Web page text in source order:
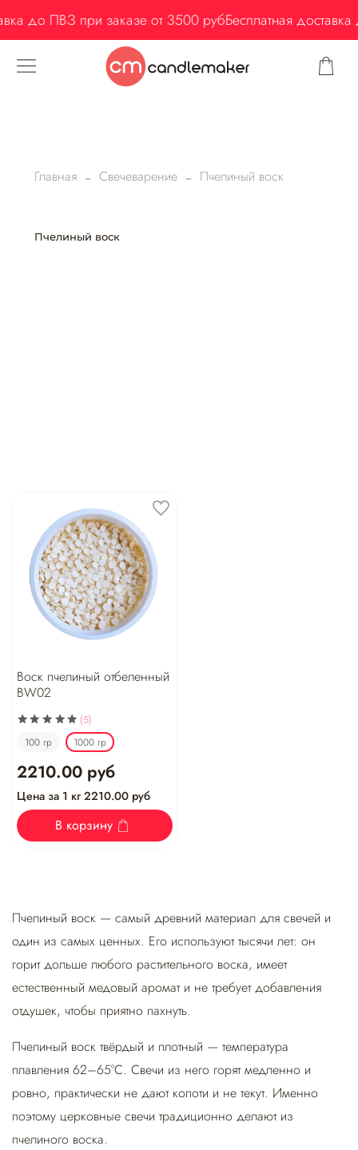
до ПВЗ при заказе от 3500 рубБесплатная доставка
Главная Свечеварение Пчелиный воск
Пчелиный воск
Воск пчелиный отбеленный
BW02
(5)
100 гр 1000 гр
2210.00 руб
Цена за 1 кг 2210.00 руб
В корзину
Пчелиный воск — самый древний материал для свечей и
один из самых ценных. Его используют тысячи лет: он
горит дольше любого растительного воска, имеет
естественный медовый аромат и не требует добавления
отдушек, чтобы приятно пахнуть.
Пчелиный воск твёрдый и плотный — температура
плавления 62–65°C. Свечи из него горят медленно и
ровно, практически не дают копоти и не текут. Именно
поэтому церковные свечи традиционно делают из
пчелиного воска.